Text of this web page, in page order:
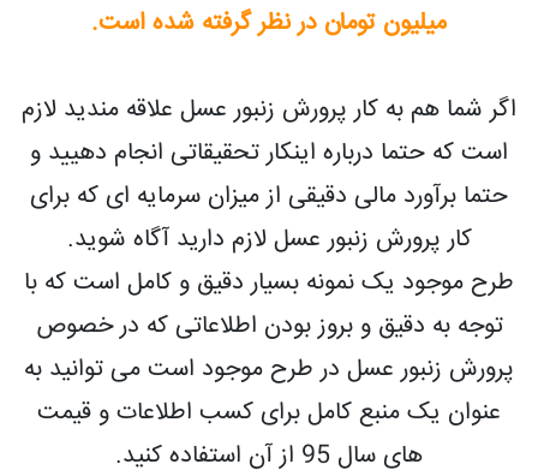
میلیون تومان در نظر گرفته شده است.
اگر شما هم به کار پرورش زنبور عسل علاقه مندید لازم
است که حتما درباره اینکار تحقیقاتی انجام دهیید و
حتما برآورد مالی دقیقی از میزان سرمایه ای که برای
کار پرورش زنبور عسل لازم دارید آگاه شوید.
طرح موجود یک نمونه بسیار دقیق و کامل است که با
توجه به دقیق و بروز بودن اطلاعاتی که در خصوص
پرورش زنبور عسل در طرح موجود است می توانید به
عنوان یک منبع کامل برای کسب اطلاعات و قیمت
های سال 95 از آن استفاده کنید.